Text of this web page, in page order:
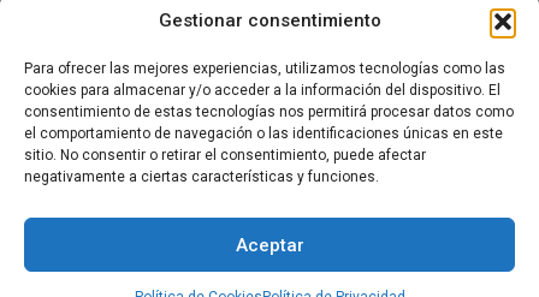
Gestionar consentimiento
Para ofrecer las mejores experiencias, utilizamos tecnologías como las
cookies para almacenar y/o acceder a la información del dispositivo. El
consentimiento de estas tecnologías nos permitirá procesar datos como
el comportamiento de navegación o las identificaciones únicas en este
sitio. No consentir o retirar el consentimiento, puede afectar
negativamente a ciertas características y funciones.
Aceptar
Equipo
Política de Privacidad
Expediente
Política de Privacidad
Theme Horse Funciona gracias a: